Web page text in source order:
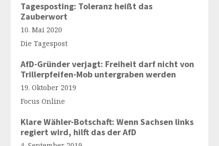
Tagesposting: Toleranz heißt das
Zauberwort
10. Mai 2020
Die Tagespost
AfD-Gründer verjagt: Freiheit darf nicht von
Trillerpfeifen-Mob untergraben werden
19. Oktober 2019
Focus Online
Klare Wähler-Botschaft: Wenn Sachsen links
regiert wird, hilft das der AfD